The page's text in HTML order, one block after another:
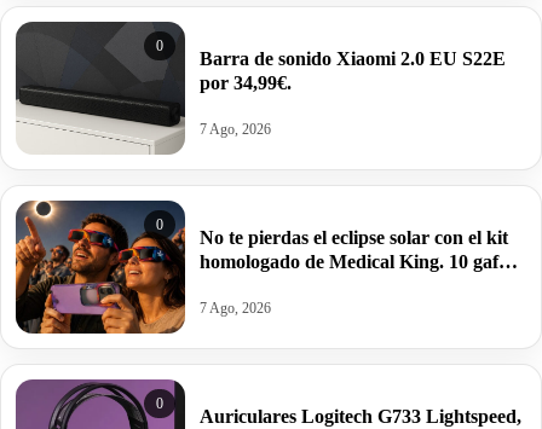
0
Barra de sonido Xiaomi 2.0 EU S22E
por 34,99€.
7 Ago, 2026
0
No te pierdas el eclipse solar con el kit
homologado de Medical King. 10 gafas
10,99€.
7 Ago, 2026
0
Auriculares Logitech G733 Lightspeed,